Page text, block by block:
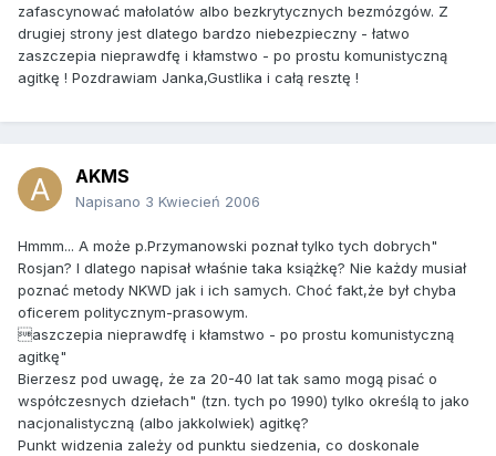
zafascynować małolatów albo bezkrytycznych bezmózgów. Z
drugiej strony jest dlatego bardzo niebezpieczny - łatwo
zaszczepia nieprawdfę i kłamstwo - po prostu komunistyczną
agitkę ! Pozdrawiam Janka,Gustlika i całą resztę !
AKMS
Napisano 3 Kwiecień 2006
Hmmm... A może p.Przymanowski poznał tylko tych dobrych"
Rosjan? I dlatego napisał właśnie taka książkę? Nie każdy musiał
poznać metody NKWD jak i ich samych. Choć fakt,że był chyba
oficerem politycznym-prasowym.
aszczepia nieprawdfę i kłamstwo - po prostu komunistyczną
agitkę"
Bierzesz pod uwagę, że za 20-40 lat tak samo mogą pisać o
współczesnych dziełach" (tzn. tych po 1990) tylko określą to jako
nacjonalistyczną (albo jakkolwiek) agitkę?
Punkt widzenia zależy od punktu siedzenia, co doskonale